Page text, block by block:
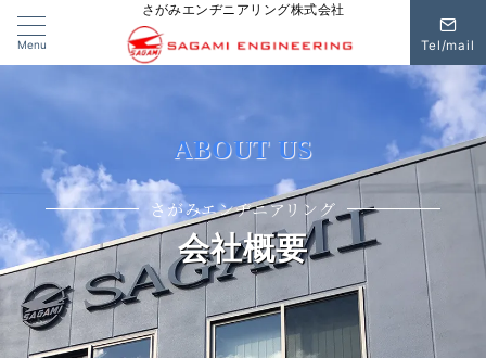
Menu
さがみエンヂニアリング株式会社
Tel/mail
ABOUT US
さがみエンヂニアリング
会社概要